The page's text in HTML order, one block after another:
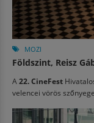
MOZI
Földszint, Reisz
A 22. CineFest
velencei vörös